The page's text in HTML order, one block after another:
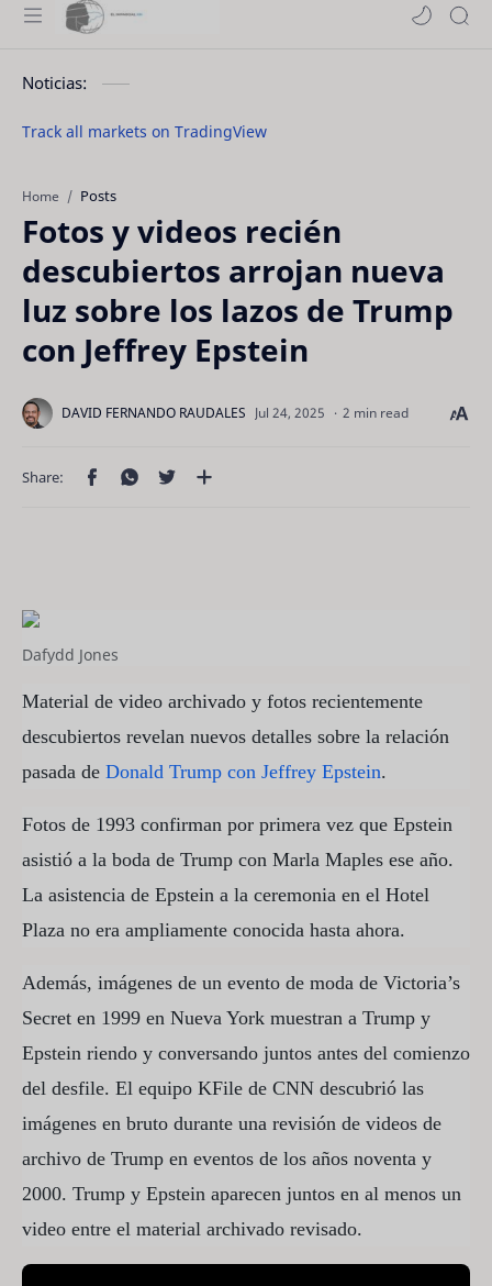
Noticias:
Track all markets on TradingView
Home Posts
Fotos y videos recién
descubiertos arrojan nueva
luz sobre los lazos de Trump
con Jeffrey Epstein
2 min read
Dafydd Jones
Material de video archivado y fotos recientemente
descubiertos revelan nuevos detalles sobre la relación
pasada de Donald Trump con Jeffrey Epstein.
Fotos de 1993 confirman por primera vez que Epstein
asistió a la boda de Trump con Marla Maples ese año.
La asistencia de Epstein a la ceremonia en el Hotel
Plaza no era ampliamente conocida hasta ahora.
Además, imágenes de un evento de moda de Victoria’s
Secret en 1999 en Nueva York muestran a Trump y
Epstein riendo y conversando juntos antes del comienzo
del desfile. El equipo KFile de CNN descubrió las
imágenes en bruto durante una revisión de videos de
archivo de Trump en eventos de los años noventa y
2000. Trump y Epstein aparecen juntos en al menos un
video entre el material archivado revisado.